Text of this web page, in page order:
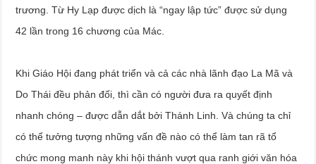
trương. Từ Hy Lạp được dịch là “ngay lập tức” được sử dụng
42 lần trong 16 chương của Mác.
Khi Giáo Hội đang phát triển và cả các nhà lãnh đạo La Mã và
Do Thái đều phản đối, thì cần có người đưa ra quyết định
nhanh chóng – được dẫn dắt bởi Thánh Linh. Và chúng ta chỉ
có thể tưởng tượng những vấn đề nào có thể làm tan rã tổ
chức mong manh này khi hội thánh vượt qua ranh giới văn hóa